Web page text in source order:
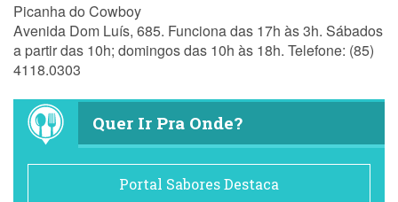
Picanha do Cowboy
Avenida Dom Luís, 685. Funciona das 17h às 3h. Sábados
a partir das 10h; domingos das 10h às 18h. Telefone: (85)
4118.0303
Quer Ir Pra Onde?
Portal Sabores Destaca